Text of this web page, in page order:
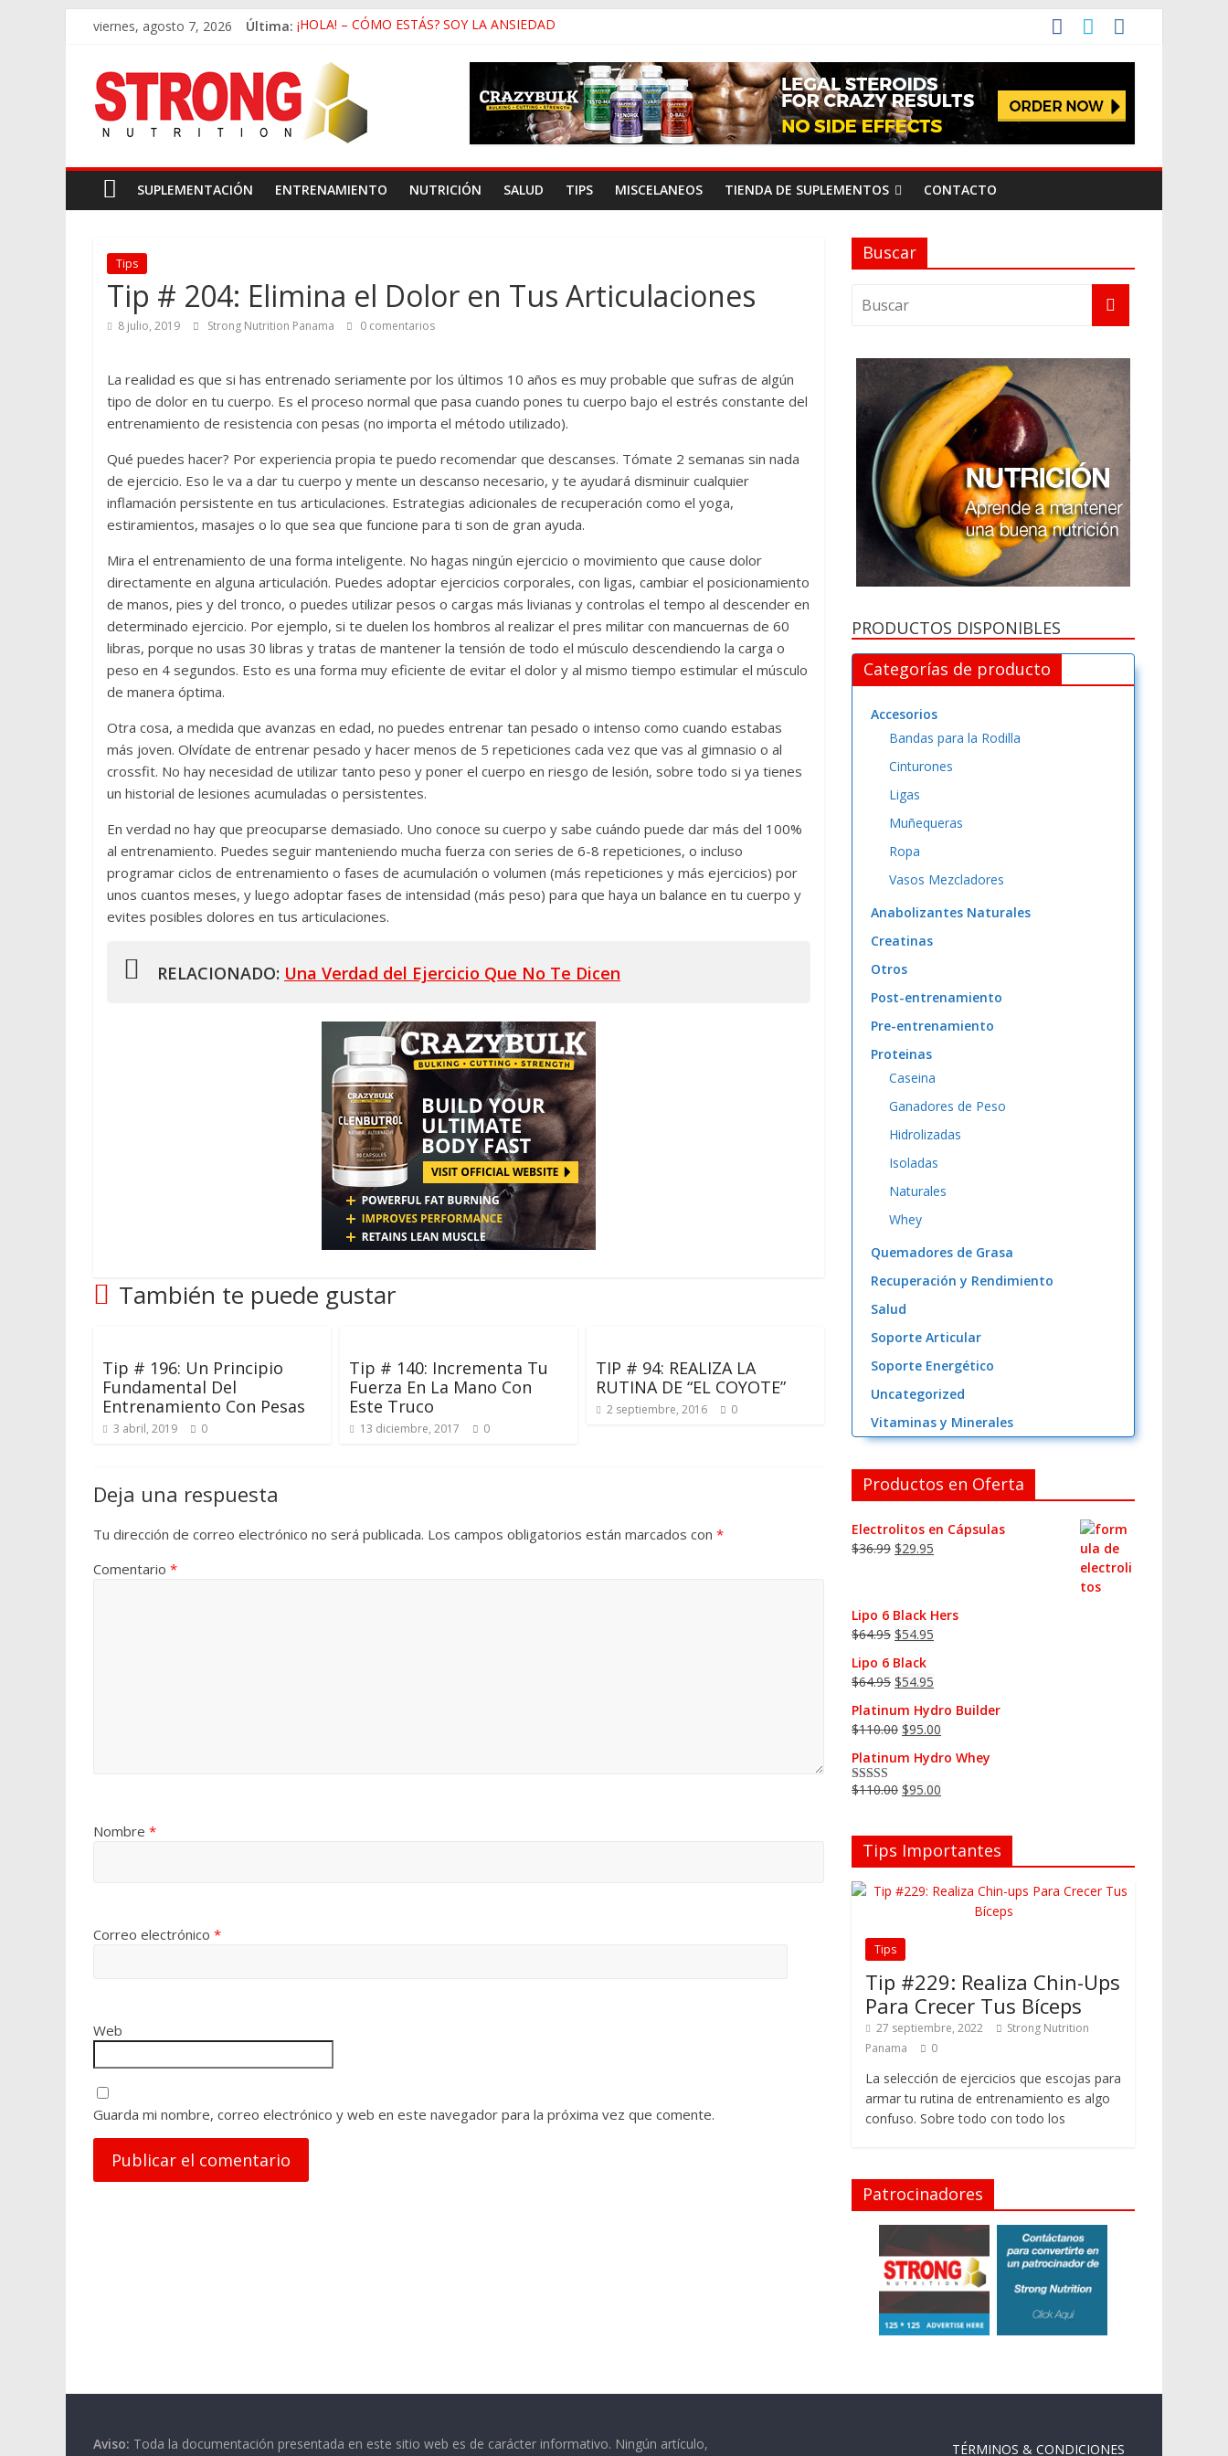
viernes, agosto 7, 2026 Última: ¡HOLA! – CÓMO ESTÁS? SOY LA ANSIEDAD
Beneficios de Caminar En Vez de Correr
La Falsa Ideología de Género y Su Antropología
Rutina de Alta Intensidad Para Músculo en las Pantorrillas
SUPLEMENTACIÓN ENTRENAMIENTO NUTRICIÓN SALUD TIPS MISCELANEOS TIENDA DE SUPLEMENTOS CONTACTO
Tips
Tip # 204: Elimina el Dolor en Tus Articulaciones
8 julio, 2019 Strong Nutrition Panama 0 comentarios
La realidad es que si has entrenado seriamente por los últimos 10 años es muy probable que sufras de algún
tipo de dolor en tu cuerpo. Es el proceso normal que pasa cuando pones tu cuerpo bajo el estrés constante del
entrenamiento de resistencia con pesas (no importa el método utilizado).
Qué puedes hacer? Por experiencia propia te puedo recomendar que descanses. Tómate 2 semanas sin nada
de ejercicio. Eso le va a dar tu cuerpo y mente un descanso necesario, y te ayudará disminuir cualquier
inflamación persistente en tus articulaciones. Estrategias adicionales de recuperación como el yoga,
estiramientos, masajes o lo que sea que funcione para ti son de gran ayuda.
Mira el entrenamiento de una forma inteligente. No hagas ningún ejercicio o movimiento que cause dolor
directamente en alguna articulación. Puedes adoptar ejercicios corporales, con ligas, cambiar el posicionamiento
de manos, pies y del tronco, o puedes utilizar pesos o cargas más livianas y controlas el tempo al descender en
determinado ejercicio. Por ejemplo, si te duelen los hombros al realizar el pres militar con mancuernas de 60
libras, porque no usas 30 libras y tratas de mantener la tensión de todo el músculo descendiendo la carga o
peso en 4 segundos. Esto es una forma muy eficiente de evitar el dolor y al mismo tiempo estimular el músculo
de manera óptima.
Otra cosa, a medida que avanzas en edad, no puedes entrenar tan pesado o intenso como cuando estabas
más joven. Olvídate de entrenar pesado y hacer menos de 5 repeticiones cada vez que vas al gimnasio o al
crossfit. No hay necesidad de utilizar tanto peso y poner el cuerpo en riesgo de lesión, sobre todo si ya tienes
un historial de lesiones acumuladas o persistentes.
En verdad no hay que preocuparse demasiado. Uno conoce su cuerpo y sabe cuándo puede dar más del 100%
al entrenamiento. Puedes seguir manteniendo mucha fuerza con series de 6-8 repeticiones, o incluso
programar ciclos de entrenamiento o fases de acumulación o volumen (más repeticiones y más ejercicios) por
unos cuantos meses, y luego adoptar fases de intensidad (más peso) para que haya un balance en tu cuerpo y
evites posibles dolores en tus articulaciones.
RELACIONADO: Una Verdad del Ejercicio Que No Te Dicen
También te puede gustar
Tip # 196: Un Principio
Fundamental Del
Entrenamiento Con Pesas
3 abril, 2019 0
Tip # 140: Incrementa Tu
Fuerza En La Mano Con
Este Truco
13 diciembre, 2017 0
TIP # 94: REALIZA LA
RUTINA DE “EL COYOTE”
2 septiembre, 2016 0
Deja una respuesta
Tu dirección de correo electrónico no será publicada. Los campos obligatorios están marcados con *
Comentario *
Nombre *
Correo electrónico *
Web
Guarda mi nombre, correo electrónico y web en este navegador para la próxima vez que comente.
Buscar
PRODUCTOS DISPONIBLES
Categorías de producto
Accesorios
Bandas para la Rodilla
Cinturones
Ligas
Muñequeras
Ropa
Vasos Mezcladores
Anabolizantes Naturales
Creatinas
Otros
Post-entrenamiento
Pre-entrenamiento
Proteinas
Caseina
Ganadores de Peso
Hidrolizadas
Isoladas
Naturales
Whey
Quemadores de Grasa
Recuperación y Rendimiento
Salud
Soporte Articular
Soporte Energético
Uncategorized
Vitaminas y Minerales
Productos en Oferta
Electrolitos en Cápsulas
$36.99 $29.95
Lipo 6 Black Hers
$64.95 $54.95
Lipo 6 Black
$64.95 $54.95
Platinum Hydro Builder
$110.00 $95.00
Platinum Hydro Whey
Valorado en
$110.00 $95.00
Tips Importantes
Tips
Tip #229: Realiza Chin-Ups
Para Crecer Tus Bíceps
27 septiembre, 2022
Strong Nutrition
Panama
0
La selección de ejercicios que escojas para
armar tu rutina de entrenamiento es algo
confuso. Sobre todo con todo los
Patrocinadores
Aviso: Toda la documentación presentada en este sitio web es de carácter informativo. Ningún artículo,
TÉRMINOS & CONDICIONES